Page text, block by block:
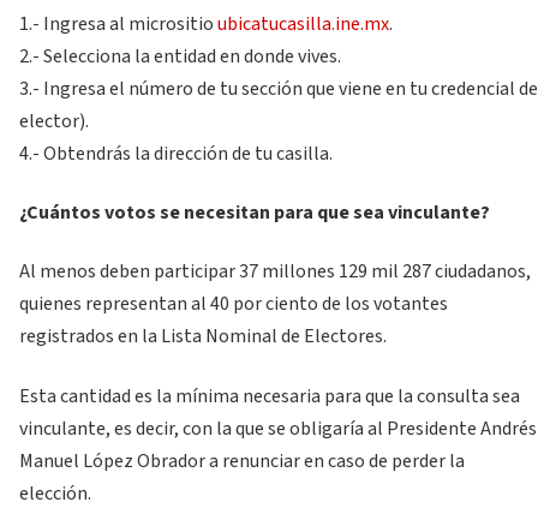
1.- Ingresa al micrositioubicatucasilla.ine.mx.
2.- Selecciona la entidad en donde vives.
3.- Ingresa el número de tu sección que viene en tu credencial de
elector).
4.- Obtendrás la dirección de tu casilla.
¿Cuántos votos se necesitan para que sea vinculante?
Al menos deben participar 37 millones 129 mil 287 ciudadanos,
quienes representan al 40 por ciento de los votantes
registrados en la Lista Nominal de Electores.
Esta cantidad es la mínima necesaria para que la consulta sea
vinculante, es decir, con la que se obligaría al Presidente Andrés
Manuel López Obrador a renunciar en caso de perder la
elección.